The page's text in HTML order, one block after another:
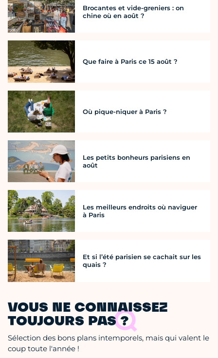
Brocantes et vide-greniers : on
chine où en août ?
Que faire à Paris ce 15 août ?
Où pique-niquer à Paris ?
Les petits bonheurs parisiens en
août
Les meilleurs endroits où naviguer
à Paris
Et si l’été parisien se cachait sur les
quais ?
VOUS NE CONNAISSEZ
TOUJOURS PAS ?
Sélection des bons plans intemporels, mais qui valent le
coup toute l'année !